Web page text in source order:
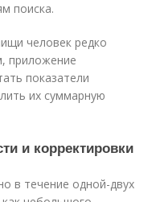
поиска.
человек редко
приложение
показатели
их суммарную
и корректировки
в течение одной-двух